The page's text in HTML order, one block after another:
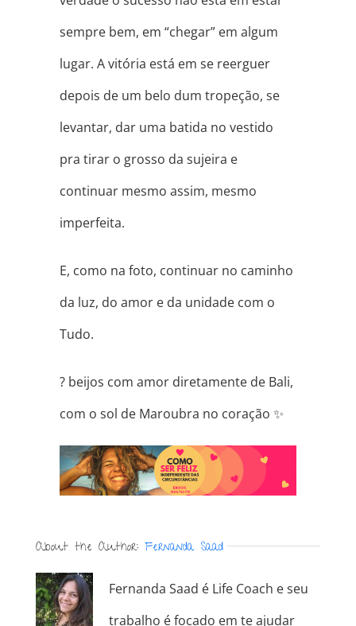
sempre bem, em “chegar” em algum
lugar. A vitória está em se reerguer
depois de um belo dum tropeção, se
levantar, dar uma batida no vestido
pra tirar o grosso da sujeira e
continuar mesmo assim, mesmo
imperfeita.
E, como na foto, continuar no caminho
da luz, do amor e da unidade com o
Tudo.
?beijos com amor diretamente de Bali,
com o sol de Maroubra no coração ✨
About the Author: Fernanda Saad
Fernanda Saad é Life Coach e seu
trabalho é focado em te ajudar